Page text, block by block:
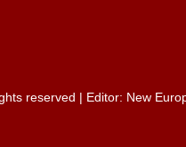
reserved | Editor: New